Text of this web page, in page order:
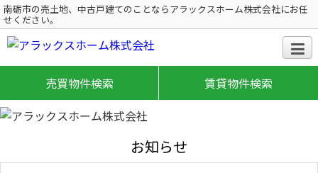
南砺市の売土地、中古戸建てのことならアラックスホーム株式会社にお任
せください。
売買物件検索 賃貸物件検索
お知らせ